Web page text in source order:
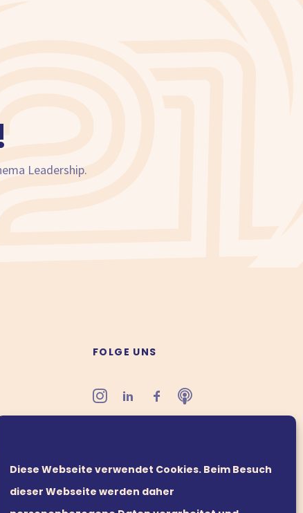
Diese Webseite verwendet Cookies. Beim Besuch
dieser Webseite werden daher
Leadership.
FOLGE UNS